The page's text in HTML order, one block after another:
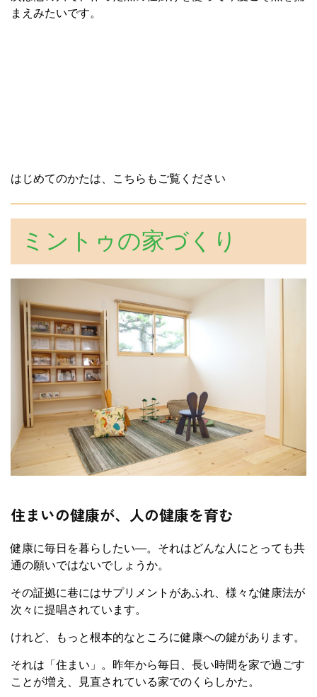
まえみたいです。
はじめてのかたは、こちらもご覧ください
ミントゥの家づくり
住まいの健康が、人の健康を育む
健康に毎日を暮らしたい―。それはどんな人にとっても共
通の願いではないでしょうか。
その証拠に巷にはサプリメントがあふれ、様々な健康法が
次々に提唱されています。
けれど、もっと根本的なところに健康への鍵があります。
それは「住まい」。昨年から毎日、長い時間を家で過ごす
ことが増え、見直されている家でのくらしかた。